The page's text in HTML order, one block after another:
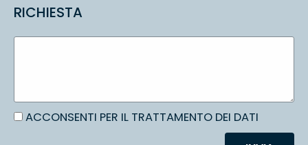
RICHIESTA
ACCONSENTI PER IL TRATTAMENTO DEI DATI